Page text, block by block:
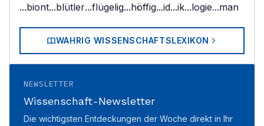
...biont...blütler...flügelig...höffig...id...ik...logie...man
WAHRIG WISSENSCHAFTSLEXIKON
NEWSLETTER
Wissenschaft-Newsletter
Die wichtigsten Entdeckungen der Woche direkt in Ihr